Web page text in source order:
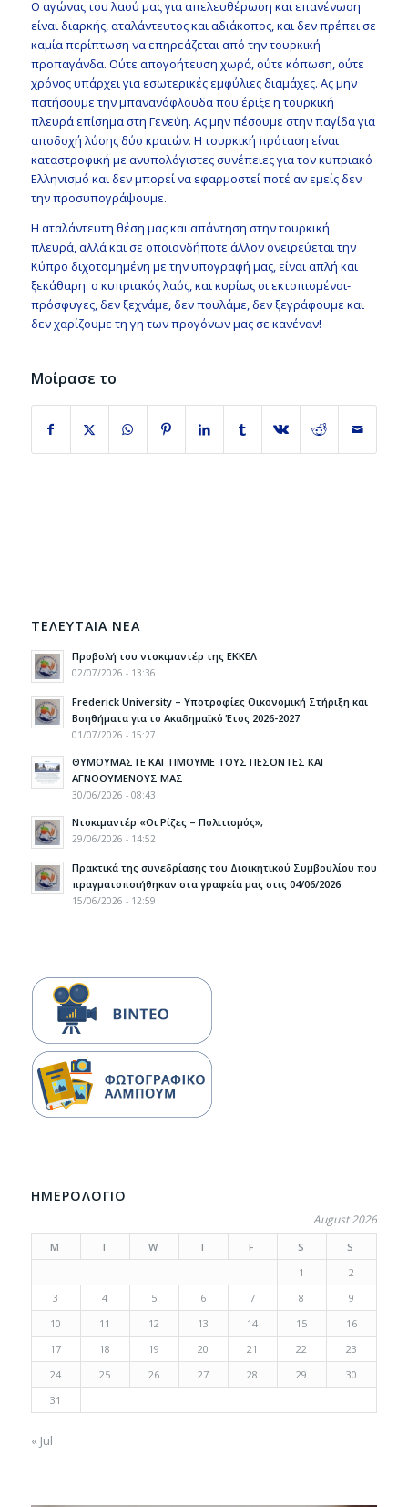
Ο αγώνας του λαού μας για απελευθέρωση και επανένωση
είναι διαρκής, αταλάντευτος και αδιάκοπος, και δεν πρέπει σε
καμία περίπτωση να επηρεάζεται από την τουρκική
προπαγάνδα. Ούτε απογοήτευση χωρά, ούτε κόπωση, ούτε
χρόνος υπάρχει για εσωτερικές εμφύλιες διαμάχες. Ας μην
πατήσουμε την μπανανόφλουδα που έριξε η τουρκική
πλευρά επίσημα στη Γενεύη. Ας μην πέσουμε στην παγίδα για
αποδοχή λύσης δύο κρατών. Η τουρκική πρόταση είναι
καταστροφική με ανυπολόγιστες συνέπειες για τον κυπριακό
Ελληνισμό και δεν μπορεί να εφαρμοστεί ποτέ αν εμείς δεν
την προσυπογράψουμε.
Η αταλάντευτη θέση μας και απάντηση στην τουρκική
πλευρά, αλλά και σε οποιονδήποτε άλλον ονειρεύεται την
Κύπρο διχοτομημένη με την υπογραφή μας, είναι απλή και
ξεκάθαρη: ο κυπριακός λαός, και κυρίως οι εκτοπισμένοι-
πρόσφυγες, δεν ξεχνάμε, δεν πουλάμε, δεν ξεγράφουμε και
δεν χαρίζουμε τη γη των προγόνων μας σε κανέναν!
Μοίρασε το
ΤΕΛΕΥΤΑΙΑ ΝΕΑ
Προβολή του ντοκιμαντέρ της ΕΚΚΕΛ
02/07/2026 - 13:36
Frederick University – Υποτροφίες Οικονομική Στήριξη και
Βοηθήματα για το Ακαδημαϊκό Έτος 2026-2027
01/07/2026 - 15:27
ΘΥΜΟΥΜΑΣΤΕ ΚΑΙ ΤΙΜΟΥΜΕ ΤΟΥΣ ΠΕΣΟΝΤΕΣ ΚΑΙ
ΑΓΝΟΟΥΜΕΝΟΥΣ ΜΑΣ
30/06/2026 - 08:43
Ντοκιμαντέρ «Οι Ρίζες – Πολιτισμός»,
29/06/2026 - 14:52
Πρακτικά της συνεδρίασης του Διοικητικού Συμβουλίου που
πραγματοποιήθηκαν στα γραφεία μας στις 04/06/2026
15/06/2026 - 12:59
ΗΜΕΡΟΛΟΓΙΟ
August 2026
M T W T F S
S
1
2
3
4 5 6 7 8
9
10
11 12 13 14 15
16
17
18 19 20 21 22
23
24
25 26 27 28 29
30
31
« Jul